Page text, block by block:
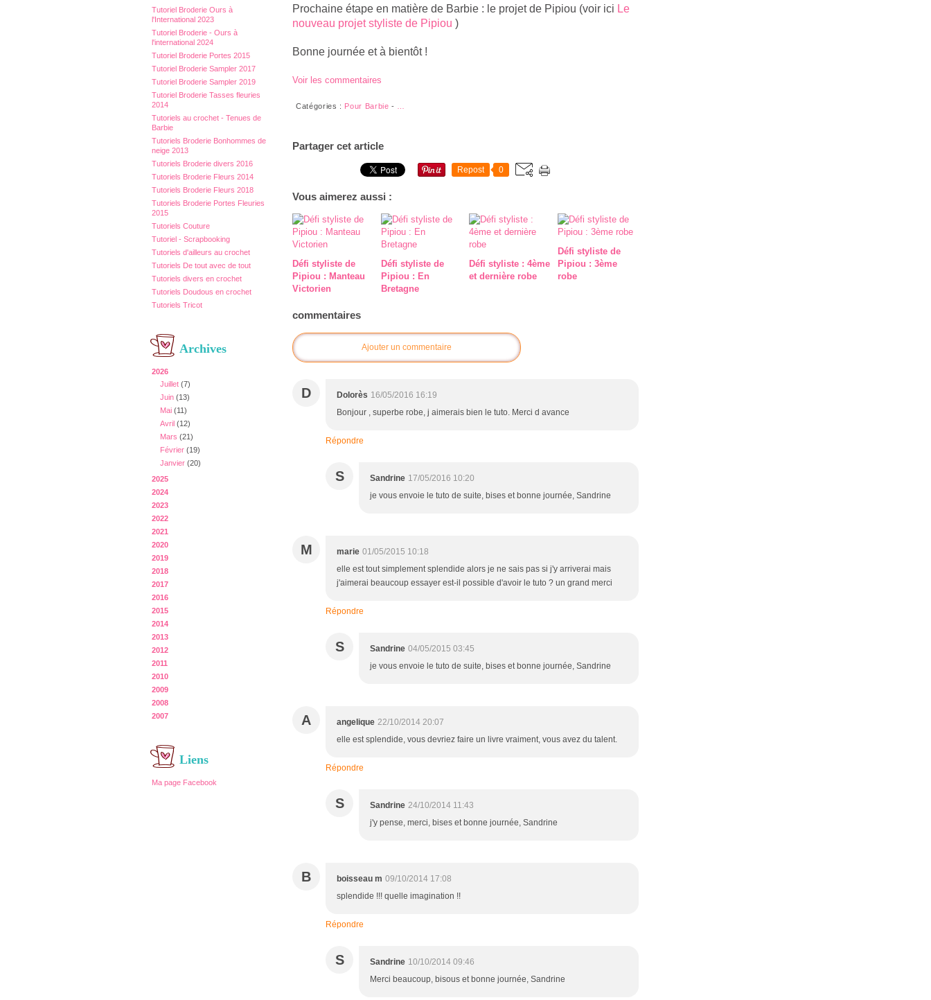
Tutoriel Broderie Ours à
l'International 2023
Tutoriel Broderie - Ours à
l'international 2024
Tutoriel Broderie Portes 2015
Tutoriel Broderie Sampler 2017
Tutoriel Broderie Sampler 2019
Tutoriel Broderie Tasses fleuries
2014
Tutoriels au crochet - Tenues de
Barbie
Tutoriels Broderie Bonhommes de
neige 2013
Tutoriels Broderie divers 2016
Tutoriels Broderie Fleurs 2014
Tutoriels Broderie Fleurs 2018
Tutoriels Broderie Portes Fleuries
2015
Tutoriels Couture
Tutoriel - Scrapbooking
Tutoriels d'ailleurs au crochet
Tutoriels De tout avec de tout
Tutoriels divers en crochet
Tutoriels Doudous en crochet
Tutoriels Tricot
Archives
2026
Juillet (7)
Juin (13)
Mai (11)
Avril (12)
Mars (21)
Février (19)
Janvier (20)
2025
2024
2023
2022
2021
2020
2019
2018
2017
2016
2015
2014
2013
2012
2011
2010
2009
2008
2007
Liens
Ma page Facebook
Prochaine étape en matière de Barbie : le projet de Pipiou (voir ici Le
nouveau projet styliste de Pipiou )
Bonne journée et à bientôt !
Voir les commentaires
Catégories : Pour Barbie -
Partager cet article
Repost 0
Vous aimerez aussi :
Défi styliste de
Pipiou : Manteau
Victorien
Défi styliste de
Pipiou : En
Bretagne
Défi styliste : 4ème
et dernière robe
Défi styliste de
Pipiou : 3ème
robe
commentaires
Ajouter un commentaire
D Dolorès 16/05/2016 16:19
Bonjour , superbe robe, j aimerais bien le tuto. Merci d avance
Répondre
S Sandrine 17/05/2016 10:20
je vous envoie le tuto de suite, bises et bonne journée, Sandrine
M marie 01/05/2015 10:18
elle est tout simplement splendide alors je ne sais pas si j'y arriverai mais
j'aimerai beaucoup essayer est-il possible d'avoir le tuto ? un grand merci
Répondre
S Sandrine 04/05/2015 03:45
je vous envoie le tuto de suite, bises et bonne journée, Sandrine
A angelique 22/10/2014 20:07
elle est splendide, vous devriez faire un livre vraiment, vous avez du talent.
Répondre
S Sandrine 24/10/2014 11:43
j'y pense, merci, bises et bonne journée, Sandrine
B boisseau m 09/10/2014 17:08
splendide !!! quelle imagination !!
Répondre
S Sandrine 10/10/2014 09:46
Merci beaucoup, bisous et bonne journée, Sandrine